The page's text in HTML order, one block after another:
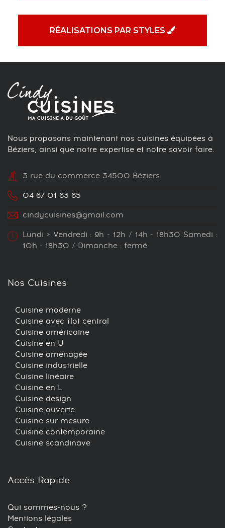
RÉALISATIONS PAR STYLES
Nous proposons maintenant nos cuisines équipées à
Béziers, ainsi que notre expertise et notre savoir faire.
3 rue du commerce 34500 Béziers
04 67 01 63 65
cindycuisines@gmail.com
Lundi > Vendredi : 9h - 12h / 14h - 18h30 Samedi :
10h - 18h30 / Dimanche : fermé
Nos Cuisines
Cuisine moderne
Cuisine avec îlot central
Cuisine américaine
Cuisine en U
Cuisine aménagée
Cuisine industrielle
Cuisine linéaire
Cuisine en L
Cuisine design
Cuisine ouverte
Cuisine sur mesure
Cuisine contemporaine
Cuisine scandinave
Accès Rapide
Qui sommes-nous ?
Mentions légales